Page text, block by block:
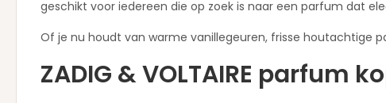
geschikt voor iedereen die op zoek is naar een parfum dat
Of je nu houdt van warme vanillegeuren, frisse houtachtige
ZADIG & VOLTAIRE parfum